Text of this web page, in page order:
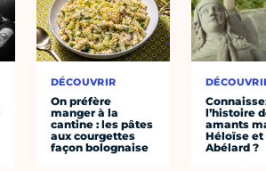
DÉCOUVRIR
On préfère
manger à la
cantine : les pâtes
aux courgettes
façon bolognaise
l’histoire
amants
Héloïse et
Abélard ?